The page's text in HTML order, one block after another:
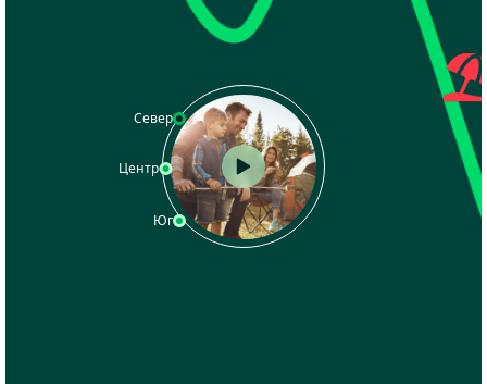
Север
Центр
Юг